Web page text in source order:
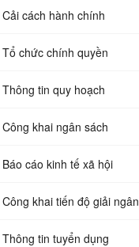
Cải cách hành chính
Tổ chức chính quyền
Thông tin quy hoạch
Công khai ngân sách
Báo cáo kinh tế xã hội
Công khai tiến độ giải ngân
Thông tin tuyển dụng